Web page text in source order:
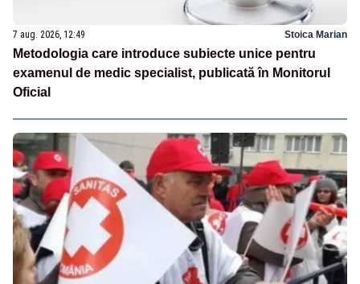
7 aug. 2026, 12:49 Stoica Marian
Metodologia care introduce subiecte unice pentru
examenul de medic specialist, publicată în Monitorul
Oficial